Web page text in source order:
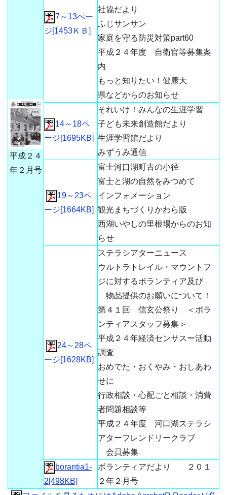
平成２４
年２月号
7～13ぺー
ジ[1453ＫＢ]
社協だより
ふじサンサン
家庭を守る防災対策part60
平成２４年度 自衛官等募集案
内
もっと知りたい！健康大
県などからのお知らせ
14～18ペ
ージ[1695KB]
それいけ！みんなの生涯学習
子ども未来創造館だより
生涯学習館だより
みずうみ通信
19～23ペ
ージ[1664KB]
富士河口湖町古の小径
富士と湖の自然をみつめて
インフォメーション
観光まちづくりかわら版
西湖いやしの里根場からのお知
らせ
24～28ペ
ージ[1628KB]
ステラシアターニュース
ウルトラトレイル・マウントフ
ジに対するボランティア及び
物品提供のお願いについて！
第４１回 信玄公祭り ＜ボラ
ンティアスタッフ募集＞
平成２４年経済センサスー活動
調査
おめでた・おくやみ・おしあわ
せに
行政相談・心配ごと相談・消費
者問題相談等
平成２４年度 河口湖ステラシ
アターフレンドリークラブ
会員募集
borantia1-
2[498KB]
ボランティアだより ２０１
２年２月号